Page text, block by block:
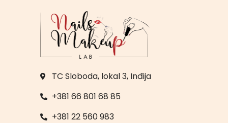
TC Sloboda, lokal 3, Inđija
+381 66 801 68 85
+381 22 560 983